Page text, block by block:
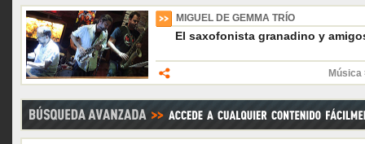
MIGUEL DE GEMMA TRÍO
El saxofonista granadino y
Música